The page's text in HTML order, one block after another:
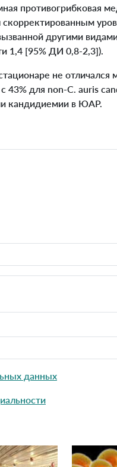
противогрибковая
другими
1,4 [95% ДИ 0,8-2,3]).
не отличался
43% для non-C. auris
кандидиемии в ЮАР.
данных